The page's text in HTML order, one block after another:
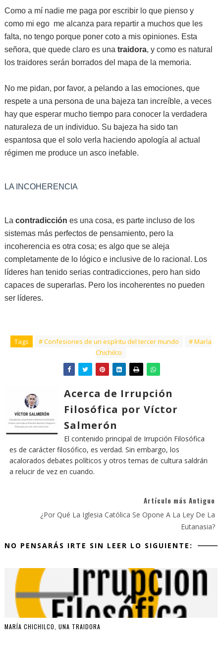
Como a mí nadie me paga por escribir lo que pienso y
como mi ego me alcanza para repartir a muchos que les
falta, no tengo porque poner coto a mis opiniones. Esta
señora, que quede claro es una traidora, y como es natural
los traidores serán borrados del mapa de la memoria.
No me pidan, por favor, a pelando a las emociones, que
respete a una persona de una bajeza tan increíble, a veces
hay que esperar mucho tiempo para conocer la verdadera
naturaleza de un individuo. Su bajeza ha sido tan
espantosa que el solo verla haciendo apología al actual
régimen me produce un asco inefable.
LA INCOHERENCIA
La contradicción es una cosa, es parte incluso de los
sistemas más perfectos de pensamiento, pero la
incoherencia es otra cosa; es algo que se aleja
completamente de lo lógico e inclusive de lo racional. Los
líderes han tenido serias contradicciones, pero han sido
capaces de superarlas. Pero los incoherentes no pueden
ser líderes.
Tags # Confesiones de un espíritu del tercer mundo
# María
Chichilco
Acerca de Irrupción
Filosófica por Víctor
Salmerón
El contenido principal de Irrupción Filosófica
es de carácter filosófico, es verdad. Sin embargo, los
acalorados debates políticos y otros temas de cultura saldrán
a relucir de vez en cuando.
Artículo más Antiguo
¿Por Qué La Iglesia Católica Se Opone A La Ley De La
Eutanasia?
NO PENSARÁS IRTE SIN LEER LO SIGUIENTE:
MARÍA CHICHILCO, UNA TRAIDORA